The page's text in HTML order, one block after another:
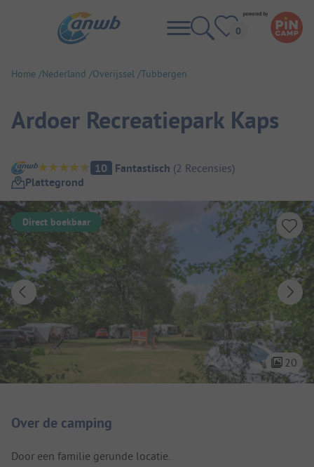
Home Nederland Overijssel Tubbergen
Ardoer Recreatiepark Kaps
Camping overzicht
10 Fantastisch (2 Recensies)
Plattegrond
Direct boekbaar
20
Over de camping
Door een familie gerunde locatie.